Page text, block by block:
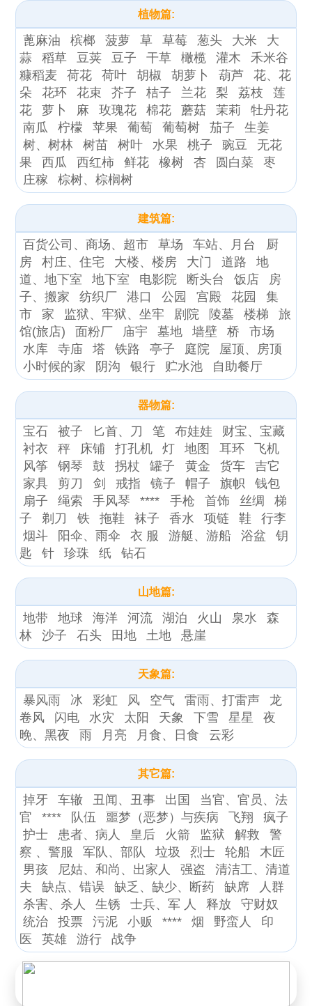
植物篇:
蓖麻油 槟榔 菠萝 草 草莓 葱头 大米
大
蒜
稻草 豆荚 豆子 干草 橄榄 灌木
禾米谷
糠稻麦
荷花 荷叶 胡椒 胡萝卜 葫芦
花、花
朵
花环 花束 芥子 桔子 兰花 梨 荔枝
莲
花
萝卜 麻 玫瑰花 棉花 蘑菇 茉莉
牡丹花
南瓜
柠檬 苹果 葡萄 葡萄树 茄子
生姜
树、树林
树苗 树叶 水果 桃子 豌豆
无花
果
西瓜 西红柿 鲜花 橡树 杏 圆白菜
枣
庄稼
棕树、棕榈树
建筑篇:
百货公司、商场、超市 草场 车站、月台
厨
房
村庄、住宅 大楼、楼房 大门 道路
地
道、地下室
地下室 电影院 断头台 饭店
房
子、搬家
纺织厂 港口 公园 宫殿 花园
集
市
家 监狱、牢狱、坐牢 剧院 陵墓 楼梯
旅
馆(旅店)
面粉厂 庙宇 墓地 墙壁 桥
市场
水库
寺庙 塔 铁路 亭子 庭院
屋顶、房顶
小时候的家
阴沟 银行 贮水池 自助餐厅
器物篇:
宝石 被子 匕首、刀 笔 布娃娃
财宝、宝藏
衬衣
秤 床铺 打孔机 灯 地图 耳环
飞机
风筝
钢琴 鼓 拐杖 罐子 黄金 货车
吉它
家具
剪刀 剑 戒指 镜子 帽子 旗帜
钱包
扇子
绳索 手风琴 **** 手枪 首饰 丝绸
梯
子
剃刀 铁 拖鞋 袜子 香水 项链 鞋
行李
烟斗
阳伞、雨伞 衣 服 游艇、游船 浴盆
钥
匙
针 珍珠 纸 钻石
山地篇:
地带 地球 海洋 河流 湖泊 火山 泉水
森
林
沙子 石头 田地 土地 悬崖
天象篇:
暴风雨 冰 彩虹 风 空气 雷雨、打雷声
龙
卷风
闪电 水灾 太阳 天象 下雪 星星
夜
晚、黑夜
雨 月亮 月食、日食 云彩
其它篇:
掉牙 车辙 丑闻、丑事 出国
当官、官员、法
官
**** 队伍 噩梦（恶梦）与疾病 飞翔
疯子
护士
患者、病人 皇后 火箭 监狱 解救
警
察 、警服
军队、部队 垃圾 烈士 轮船
木匠
男孩
尼姑、和尚、出家人 强盗
清洁工、清道
夫
缺点、错误 缺乏、缺少、断药 缺席
人群
杀害、杀人
生锈 士兵、军 人 释放
守财奴
统治
投票 污泥 小贩 **** 烟 野蛮人
印
医
英雄 游行 战争